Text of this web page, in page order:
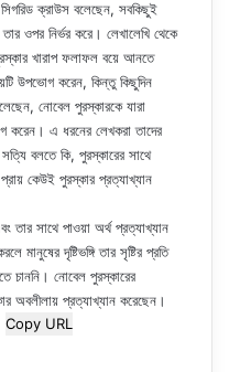
সিগরিড ক্রাউস বলেছেন, সবকিছুই
ওপর নির্ভর করে। লেখালেখি থেকে
খারাপ ফলাফল বয়ে আনতে
উপভোগ করেন, কিন্তু কিছুদিন
নোবেল পুরস্কারকে যারা
করেন। এ ধরনের লেখকরা তাদের
বলতে কি, পুরস্কারের সাথে
কেউই পুরস্কার প্রত্যাখ্যান
তার সাথে পাওয়া অর্থ প্রত্যাখ্যান
দৃষ্টিভঙ্গি তার সৃষ্টির প্রতি
চাননি। নোবেল পুরস্কারের
অবলীলায় প্রত্যাখ্যান করেছেন।
Copy URL